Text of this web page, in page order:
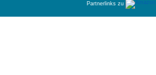
Partnerlinks zu